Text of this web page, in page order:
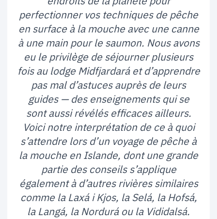
perfectionner vos techniques de pêche
en surface à la mouche avec une canne
à une main pour le saumon. Nous avons
eu le privilège de séjourner plusieurs
fois au lodge Midfjardará et d’apprendre
pas mal d’astuces auprès de leurs
guides — des enseignements qui se
sont aussi révélés efficaces ailleurs.
Voici notre interprétation de ce à quoi
s’attendre lors d’un voyage de pêche à
la mouche en Islande, dont une grande
partie des conseils s’applique
également à d’autres rivières similaires
comme la Laxá i Kjos, la Selá, la Hofsá,
la Langá, la Nordurá ou la Vididalsá.